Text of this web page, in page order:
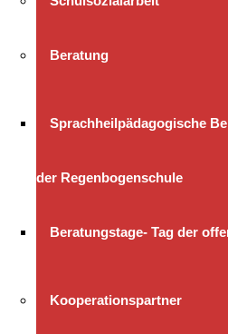
Beratung
Sprachheilpädagogische
der Regenbogenschule
Beratungstage- Tag der
Kooperationspartner